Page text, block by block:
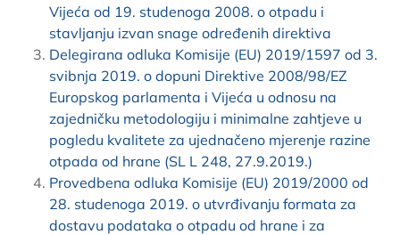
Vijeća od 19. studenoga 2008. o otpadu i
stavljanju izvan snage određenih direktiva
Delegirana odluka Komisije (EU) 2019/1597 od 3.
svibnja 2019. o dopuni Direktive 2008/98/EZ
Europskog parlamenta i Vijeća u odnosu na
zajedničku metodologiju i minimalne zahtjeve u
pogledu kvalitete za ujednačeno mjerenje razine
otpada od hrane (SL L 248, 27.9.2019.)
Provedbena odluka Komisije (EU) 2019/2000 od
28. studenoga 2019. o utvrđivanju formata za
dostavu podataka o otpadu od hrane i za